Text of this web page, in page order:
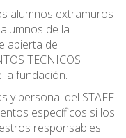
alumnos extramuros
de la
abierta de
TECNICOS
la fundación.
y personal del STAFF
específicos si los
responsables